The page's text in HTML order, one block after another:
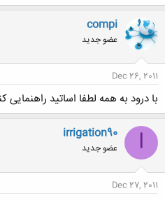
compi
عضو جدید
Dec 26, 2011
با درود به همه لطفا اساتید راهنمایی
I
irrigation90
عضو جدید
Dec 27, 2011